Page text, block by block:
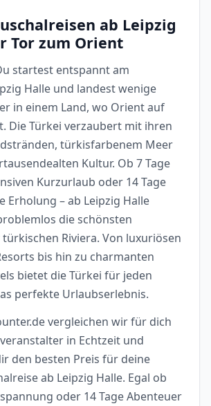
ab Leipzig
Tor zum Orient
startest entspannt am
Halle und landest wenige
in einem Land, wo Orient auf
Die Türkei verzaubert mit ihren
türkisfarbenem Meer
Kultur. Ob 7 Tage
Kurzurlaub oder 14 Tage
Erholung – ab Leipzig Halle
die schönsten
Riviera. Von luxuriösen
bis hin zu charmanten
bietet die Türkei für jeden
perfekte Urlaubserlebnis.
vergleichen wir für dich
in Echtzeit und
den besten Preis für deine
ab Leipzig Halle. Egal ob
oder 14 Tage Abenteuer